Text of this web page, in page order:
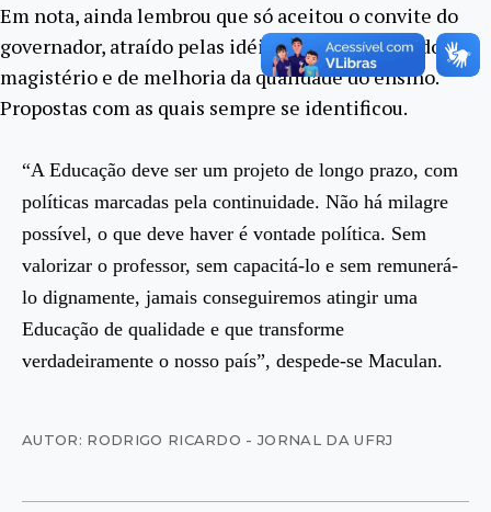
Em nota, ainda lembrou que só aceitou o convite do
governador, atraído pelas idéias de valorização do
magistério e de melhoria da qualidade do ensino.
Propostas com as quais sempre se identificou.
“A Educação deve ser um projeto de longo prazo, com
políticas marcadas pela continuidade. Não há milagre
possível, o que deve haver é vontade política. Sem
valorizar o professor, sem capacitá-lo e sem remunerá-
lo dignamente, jamais conseguiremos atingir uma
Educação de qualidade e que transforme
verdadeiramente o nosso país”, despede-se Maculan.
AUTOR: RODRIGO RICARDO - JORNAL DA UFRJ